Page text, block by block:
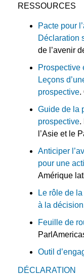
RESSOURCES
Pacte pour
Déclaration
de l’avenir
Prospective
Leçons
prospective.
Guide de la
prospective.
l’Asie et le
Anticiper
pour une
Amérique
Le rôle de
à la décision
Feuille de
Outil
DÉCLARATION